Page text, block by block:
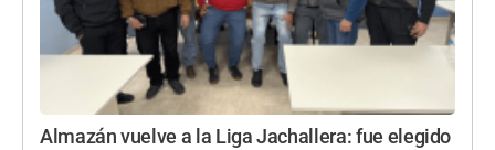
Almazán vuelve a la Liga Jachallera: fue elegido